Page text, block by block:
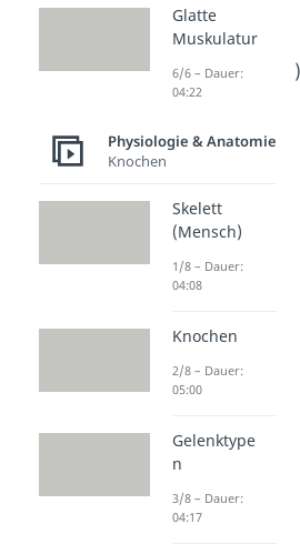
Wie viele
Knochen
hat ein
Dauer: 02:50
Gebiss
(Mensch)
Glatte
Muskulatur
6/6 – Dauer:
04:22
Physiologie & Anatomie
Knochen
Skelett
(Mensch)
1/8 – Dauer:
04:08
Knochen
2/8 – Dauer:
05:00
Gelenktype
n
3/8 – Dauer:
04:17